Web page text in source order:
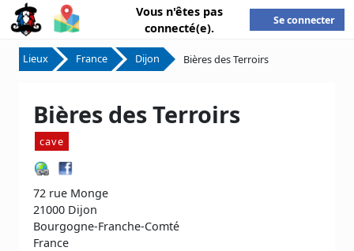
Vous n'êtes pas
connecté(e).
Se connecter
Lieux France Dijon Bières des Terroirs
Bières des Terroirs
cave
72 rue Monge
21000 Dijon
Bourgogne-Franche-Comté
France